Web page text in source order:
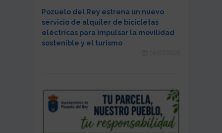
Pozuelo del Rey estrena un nuevo
servicio de alquiler de bicicletas
eléctricas para impulsar la movilidad
sostenible y el turismo